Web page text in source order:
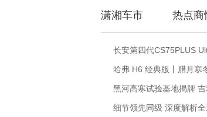
潇湘车市 热点商
长安第四代CS75PLUS
哈弗 H6 经典版丨腊月寒
黑河高寒试验基地揭牌
细节领先同级 深度解析